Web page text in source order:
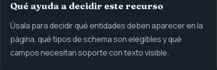
Qué ayuda a decidir este recurso
Úsala para decidir qué entidades deben aparecer en la
página, qué tipos de schema son elegibles y qué
campos necesitan soporte con texto visible.